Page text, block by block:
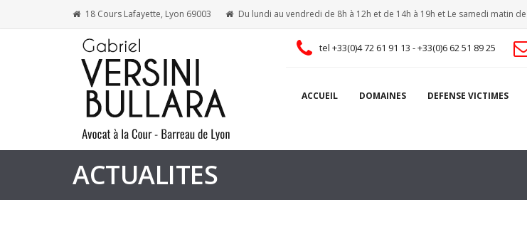
18 Cours Lafayette, Lyon 69003 Du lundi au vendredi de 8h à 12h et de 14h à 19h et Le samedi matin
tel +33(0)4 72 61 91 13 - +33(0)6 62 51 89 25
ACCUEIL DOMAINES DEFENSE VICTIMES
ACTUALITES